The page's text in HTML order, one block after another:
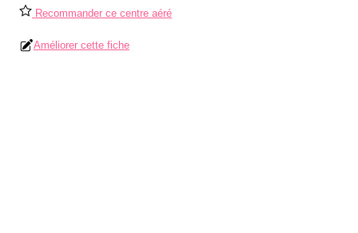
Recommander ce centre aéré
Améliorer cette fiche